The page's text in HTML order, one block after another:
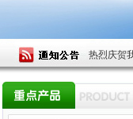
热烈庆贺